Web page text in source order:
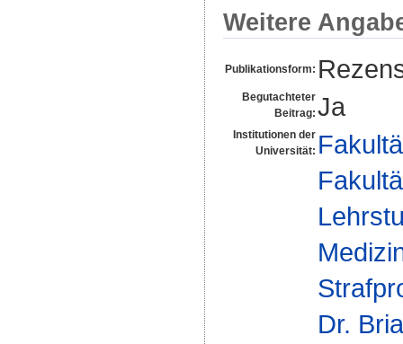
Weitere
Publikationsform:
Begutachteter
Beitrag: Ja
Institutionen der
Universität:
Dr.